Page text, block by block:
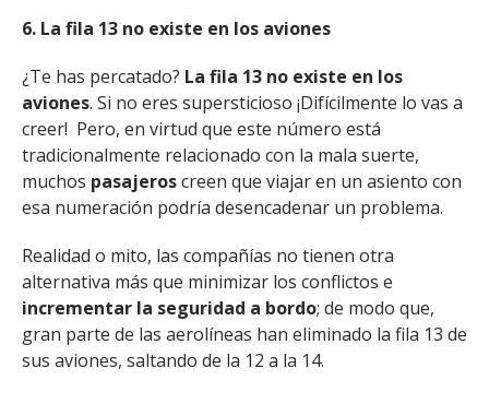
6. La fila 13 no existe en los aviones
¿Te has percatado? La fila 13 no existe en los
aviones. Si no eres supersticioso ¡Difícilmente lo vas a
creer! Pero, en virtud que este número está
tradicionalmente relacionado con la mala suerte,
muchos pasajeroscreen que viajar en un asiento con
esa numeración podría desencadenar un problema.
Realidad o mito, las compañías no tienen otra
alternativa más que minimizar los conflictos e
incrementar la seguridad a bordo; de modo que,
gran parte de las aerolíneas han eliminado la fila 13 de
sus aviones, saltando de la 12 a la 14.